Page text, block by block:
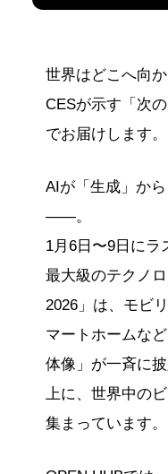
世界はどこへ向か
CESが示す「次
でお届けします。
AIが「生成」か
――。
1月6日〜9日にラ
最大級のテクノ
2026」は、モビ
マートホームな
体像」が一斉に
上に、世界中の
集まっています。